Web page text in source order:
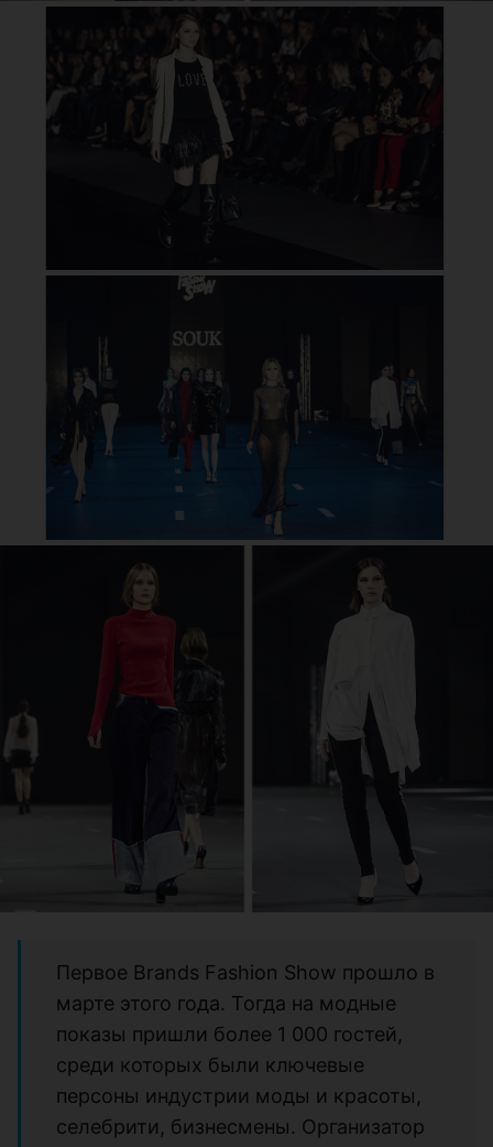
Первое Brands Fashion Show прошло в
марте этого года. Тогда на модные
показы пришли более 1 000 гостей,
среди которых были ключевые
персоны индустрии моды и красоты,
селебрити, бизнесмены. Организатор